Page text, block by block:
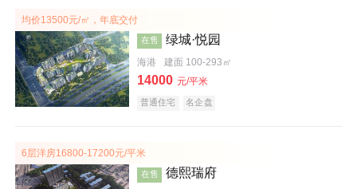
均价13500元/㎡，年底交付
在售 绿城·悦园
海港 建面 100-293㎡
14000 元/平米
普通住宅 名企盘
6层洋房16800-17200元/平米
在售 德熙瑞府